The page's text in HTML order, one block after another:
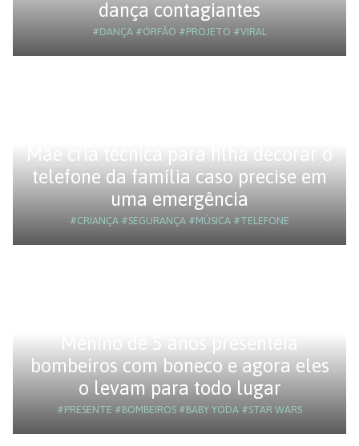
dança contagiantes
#DANÇA #ÓRFÃO #PROJETO #VIRAL
Mãe cria técnica para filha decorar o
telefone da família caso precise em
uma emergência
#CRIANÇA #SEGURANÇA #MÚSICA #TELEFONE
Menino de 5 anos presenteia
bombeiros com boneco e agora eles
o levam para todo lugar
#PRESENTE #BOMBEIROS #BABY YODA #STAR WARS